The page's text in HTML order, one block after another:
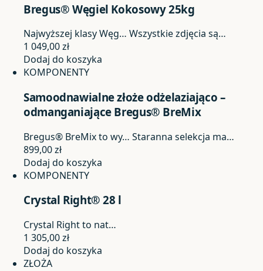
Bregus® Węgiel Kokosowy 25kg
Najwyższej klasy Węg… Wszystkie zdjęcia są…
1 049,00zł
Dodaj do koszyka
KOMPONENTY
Samoodnawialne złoże odżelaziająco –
odmanganiające Bregus® BreMix
Bregus® BreMix to wy… Staranna selekcja ma…
899,00zł
Dodaj do koszyka
KOMPONENTY
Crystal Right® 28 l
Crystal Right to nat…
1 305,00zł
Dodaj do koszyka
ZŁOŻA